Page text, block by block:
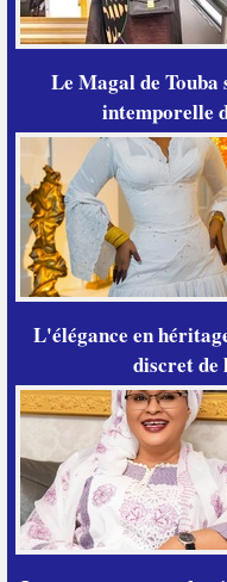
Le Magal de Touba
intemporelle
L'élégance en
discret de